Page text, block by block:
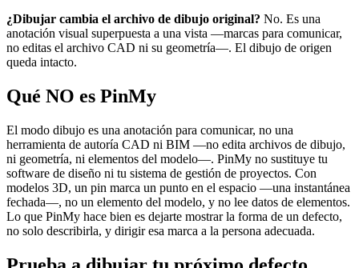
¿Dibujar cambia el archivo de dibujo original? No. Es una
anotación visual superpuesta a una vista —marcas para comunicar,
no editas el archivo CAD ni su geometría—. El dibujo de origen
queda intacto.
Qué NO es PinMy
El modo dibujo es una anotación para comunicar, no una
herramienta de autoría CAD ni BIM —no edita archivos de dibujo,
ni geometría, ni elementos del modelo—. PinMy no sustituye tu
software de diseño ni tu sistema de gestión de proyectos. Con
modelos 3D, un pin marca un punto en el espacio —una instantánea
fechada—, no un elemento del modelo, y no lee datos de elementos.
Lo que PinMy hace bien es dejarte mostrar la forma de un defecto,
no solo describirla, y dirigir esa marca a la persona adecuada.